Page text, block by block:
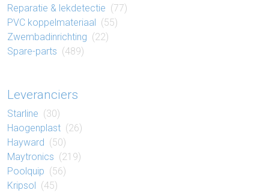
Reparatie​ & lek​detectie (77)
PVC koppel​materiaal (55)
Zwembad​inrichting (22)
Spare-parts (489)
Leveranciers
Starline (30)
Haogenplast (26)
Hayward (50)
Maytronics (219)
Poolquip (56)
Kripsol (45)